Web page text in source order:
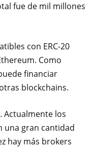
fue de mil millones
con ERC-20
Como
financiar
blockchains.
Actualmente los
una gran cantidad
hay más brokers